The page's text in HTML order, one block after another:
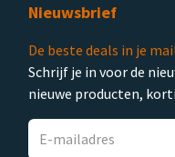
Nieuwsbrief
De beste deals in je
Schrijf je in voor de
nieuwe producten,